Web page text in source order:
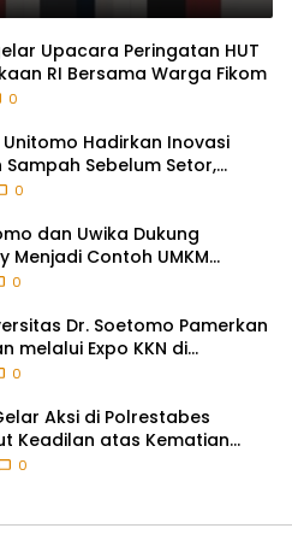
Transformasi Teknologi
Upacara Peringatan HUT
RI Bersama Warga Fikom
0
Unitomo Hadirkan Inovasi
Sampah Sebelum Setor,
Partisipasi Lewat Game
0
dan Uwika Dukung
Menjadi Contoh UMKM
0
Dr. Soetomo Pamerkan
melalui Expo KKN di
0
Aksi di Polrestabes
Keadilan atas Kematian
0